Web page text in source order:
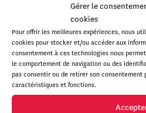
Gérer le
cookies
Pour offrir les meilleures expériences, nous
cookies pour stocker et/ou accéder aux
consentement à ces technologies nous
le comportement de navigation ou des
pas consentir ou de retirer son
caractéristiques et fonctions.
fourgonnettes familiales!